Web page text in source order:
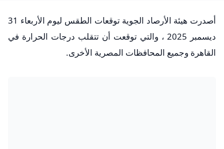
أصدرت هيئة الأرصاد الجوية توقعات الطقس ليوم الأربعاء 31
ديسمبر 2025 ، والتي توقعت أن تتقلب درجات الحرارة في
القاهرة وجميع المحافظات المصرية الأخرى.